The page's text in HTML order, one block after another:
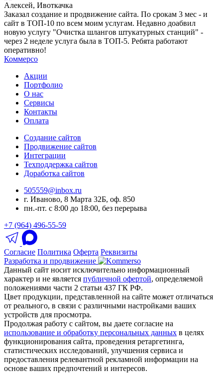
Алексей, Ивоткачка
Заказал создание и продвижение сайта. По срокам 3 мес - и
сайт в ТОП-10 по всем моим услугам. Недавно доабвил
новую услугу "Очистка шлангов штукатурных станций" -
через 2 неделе услуга была в ТОП-5. Ребята работают
оперативно!
Коммерсо
Акции
Портфолио
О нас
Сервисы
Контакты
Оплата
Создание сайтов
Продвижение сайтов
Интеграции
Техподдержка сайтов
Доработка сайтов
505559@inbox.ru
г. Иваново, 8 Марта 32Б, оф. 850
пн.-пт. с 8:00 до 18:00, без перерыва
+7 (964) 496-55-59
Согласие Политика Оферта Реквизиты
Разработка и продвижение
Данный сайт носит исключительно информационный
характер и не является публичной офертой, определяемой
положениями части 2 статьи 437 ГК РФ.
Цвет продукции, представленной на сайте может отличаться
от реального, в связи с различными настройками ваших
устройств для просмотра.
Продолжая работу с сайтом, вы даете согласие на
использование и обработку персональных данных в целях
функционирования сайта, проведения ретаргетинга,
статистических исследований, улучшения сервиса и
предоставления релевантной рекламной информации на
основе ваших предпочтений и интересов.